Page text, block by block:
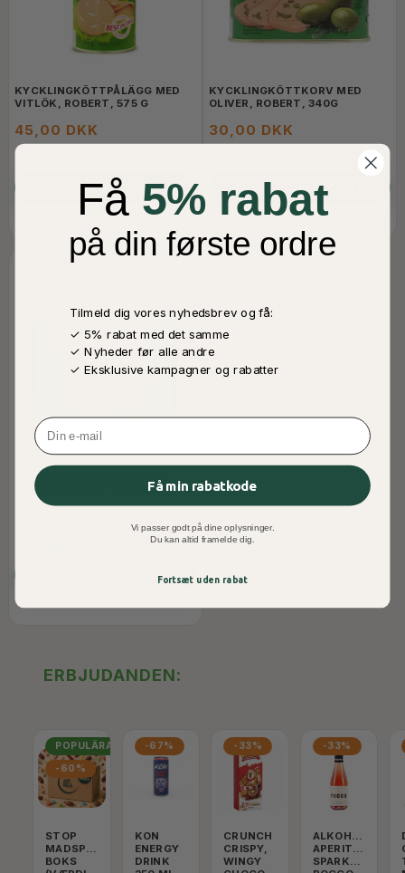
KYCKLINGKÖTTPÅLÄGG MED
VITLÖK, ROBERT, 575 G
45,00 DKK
LÄGG TILL VARUKORGEN
KYCKLINGKÖTTKORV MED
OLIVER, ROBERT, 340G
30,00 DKK
LÄGG TILL VARUKORGEN
KYLLINGE KØDPØLSE, HOT
SPICED, ROBERT 200G.
LÄGG TILL VARUKORGEN
ERBJUDANDEN:
POPULÄRA
-60%
STOP
MADSPILD
BOKS
-67%
KON
ENERGY
DRINK
-33%
CRUNCH
CRISPY,
WINGY
-33%
ALKOHOLFRI
APERITIF,
SPARKLING
Få 5% rabat
på din første ordre
Tilmeld dig vores nyhedsbrev og få:
✓ 5% rabat med det samme
✓ Nyheder før alle andre
✓ Eksklusive kampagner og rabatter
Email
Få min rabatkode
Vi passer godt på dine oplysninger.
Du kan altid framelde dig.
Fortsæt uden rabat